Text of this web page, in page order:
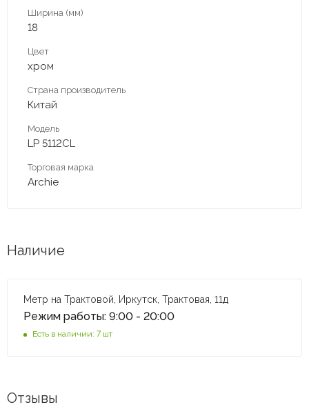
Ширина (мм)
18
Цвет
хром
Страна производитель
Китай
Модель
LP 5112CL
Торговая марка
Archie
Наличие
Метр на Трактовой, Иркутск, Трактовая, 11д
Режим работы: 9:00 - 20:00
Есть в наличии: 7 шт
Отзывы